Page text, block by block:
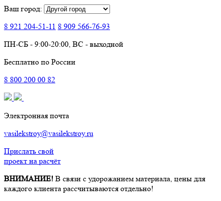
Ваш город:
8 921 204-51-11 8 909 566-76-93
ПН-СБ - 9:00-20:00, ВС - выходной
Бесплатно по России
8 800 200 00 82
Электронная почта
vasilekstroy@vasilekstroy.ru
Прислать свой
проект на расчёт
ВНИМАНИЕ! В связи с удорожанием материала, цены для
каждого клиента рассчитываются отдельно!